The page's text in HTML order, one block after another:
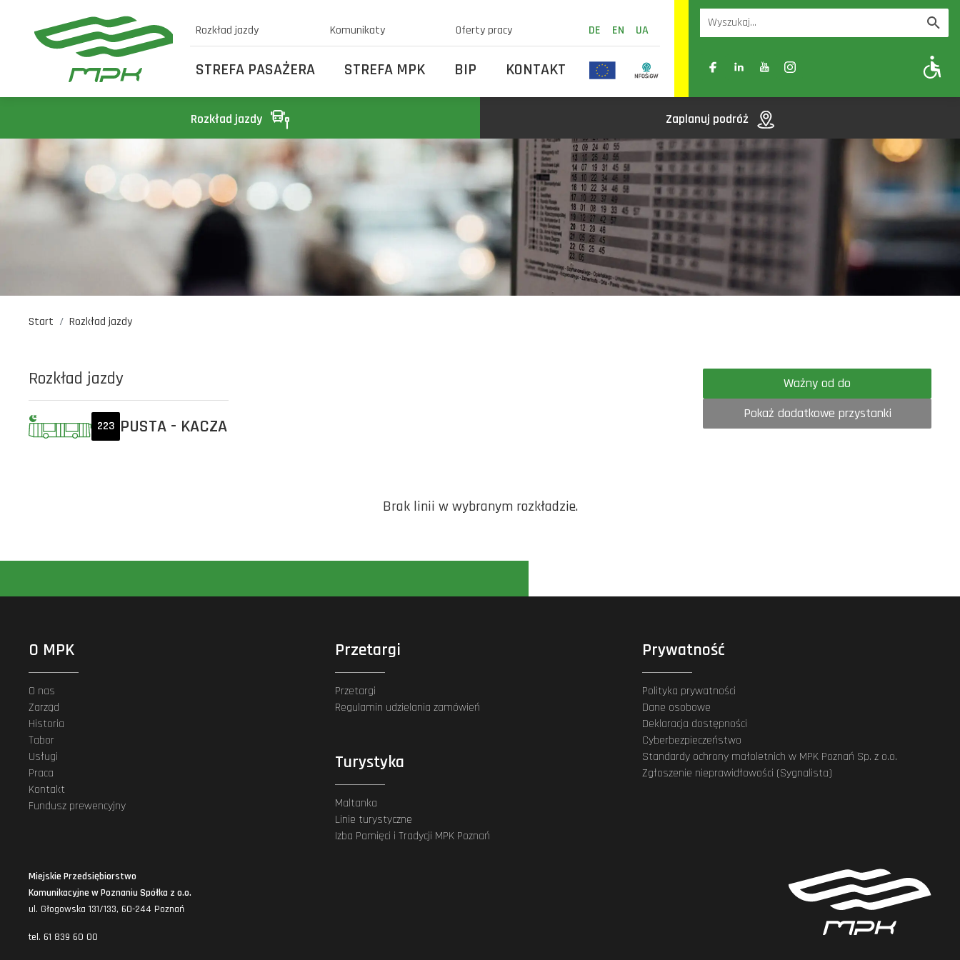
Rozkład jazdy Komunikaty Oferty pracy DE EN UA
STREFA PASAŻERA STREFA MPK BIP KONTAKT A- A A+
Rozkład jazdy Zaplanuj podróż
Start Rozkład jazdy
Rozkład jazdy
223 PUSTA - KACZA
Ważny od do
Pokaż dodatkowe przystanki
Brak linii w wybranym rozkładzie.
O MPK
O nas
Zarząd
Historia
Tabor
Usługi
Praca
Kontakt
Fundusz prewencyjny
Przetargi
Przetargi
Regulamin udzielania zamówień
Turystyka
Maltanka
Linie turystyczne
Izba Pamięci i Tradycji MPK Poznań
Prywatność
Polityka prywatności
Dane osobowe
Deklaracja dostępności
Cyberbezpieczeństwo
Standardy ochrony małoletnich w MPK Poznań Sp. z o.o.
Zgłoszenie nieprawidłowości (Sygnalista)
Miejskie Przedsiębiorstwo
Komunikacyjne w Poznaniu Spółka z o.o.
ul. Głogowska 131/133, 60-244 Poznań
tel. 61 839 60 00